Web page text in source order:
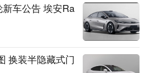
车公告 埃安Ra
换装半隐藏式门